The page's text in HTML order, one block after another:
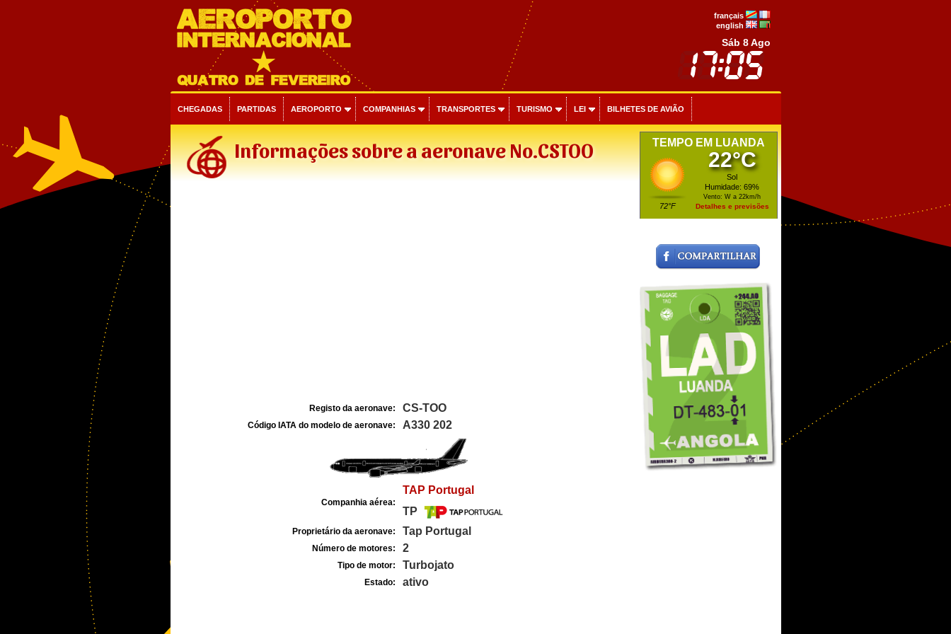
français
english
Sáb 8 Ago
CHEGADAS PARTIDAS AEROPORTO COMPANHIAS TRANSPORTES TURISMO LEI BILHETES DE AVIÃO
Informações sobre a aeronave No.CSTOO
Registo da aeronave: CS-TOO
Código IATA do modelo de aeronave: A330 202
Companhia aérea:
TAP Portugal
TP
Proprietário da aeronave: Tap Portugal
Número de motores: 2
Tipo de motor: Turbojato
Estado: ativo
TEMPO EM LUANDA
72°F
22°C
Sol
Humidade: 69%
Vento: W a 22km/h
Detalhes e previsões